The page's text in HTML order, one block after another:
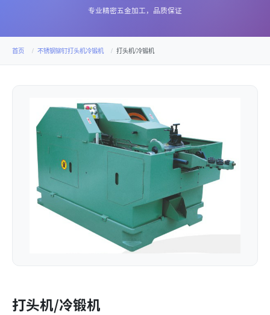
专业精密五金加工，品质保证
首页 不锈钢铆钉打头机冷锻机 打头机/冷锻机
打头机/冷锻机